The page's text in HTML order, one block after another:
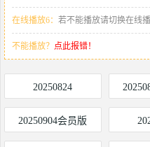
在线播放6： 若不能播放请切换在线播
不能播放？ 点此报错！
20250824
20250904会员版